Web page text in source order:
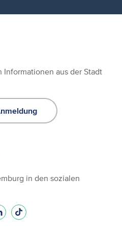
Informationen aus der Stadt
in den sozialen